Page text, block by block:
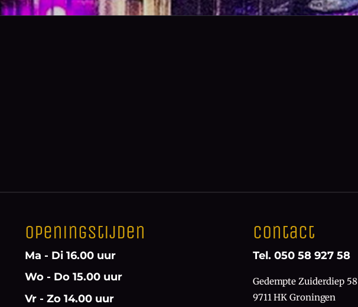
Openingstijden
Ma - Di 16.00 uur
Wo - Do 15.00 uur
Vr - Zo 14.00 uur
Contact
Tel. 050 58 927 58
Gedempte Zuiderdiep 58
9711 HK Groningen